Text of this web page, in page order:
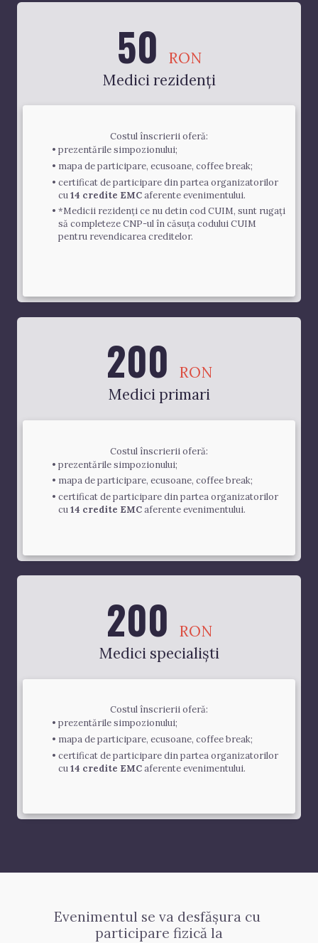
50
RON
Medici rezidenți
Costul înscrierii oferă:
prezentările simpozionului;
mapa de participare, ecusoane, coffee break;
certificat de participare din partea organizatorilor
cu 14 credite EMC aferente evenimentului.
*Medicii rezidenți ce nu detin cod CUIM, sunt rugați
să completeze CNP-ul în căsuța codului CUIM
pentru revendicarea creditelor.
200
RON
Medici primari
Costul înscrierii oferă:
prezentările simpozionului;
mapa de participare, ecusoane, coffee break;
certificat de participare din partea organizatorilor
cu 14 credite EMC aferente evenimentului.
200
RON
Medici specialiști
Costul înscrierii oferă:
prezentările simpozionului;
mapa de participare, ecusoane, coffee break;
certificat de participare din partea organizatorilor
cu 14 credite EMC aferente evenimentului.
Evenimentul se va desfășura cu
participare fizică la